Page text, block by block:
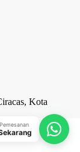
Kota
Raja Rak